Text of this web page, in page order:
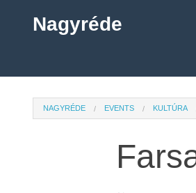
Nagyréde
NAGYRÉDE EVENTS KULTÚRA